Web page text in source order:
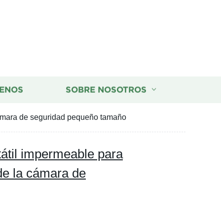
SOBRE NOSOTROS
de seguridad pequeño tamaño
impermeable para
la cámara de